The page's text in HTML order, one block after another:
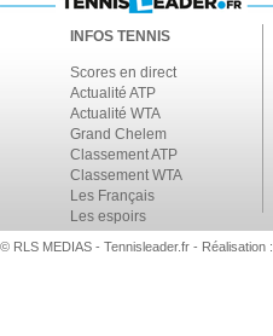
INFOS TENNIS
Scores en direct
Actualité ATP
Actualité WTA
Grand Chelem
Classement ATP
Classement WTA
Les Français
Les espoirs
© RLS MEDIAS - Tennisleader.fr - Réalisation :